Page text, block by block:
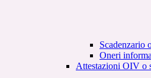
Scadenzario
Oneri
Attestazioni OIV o